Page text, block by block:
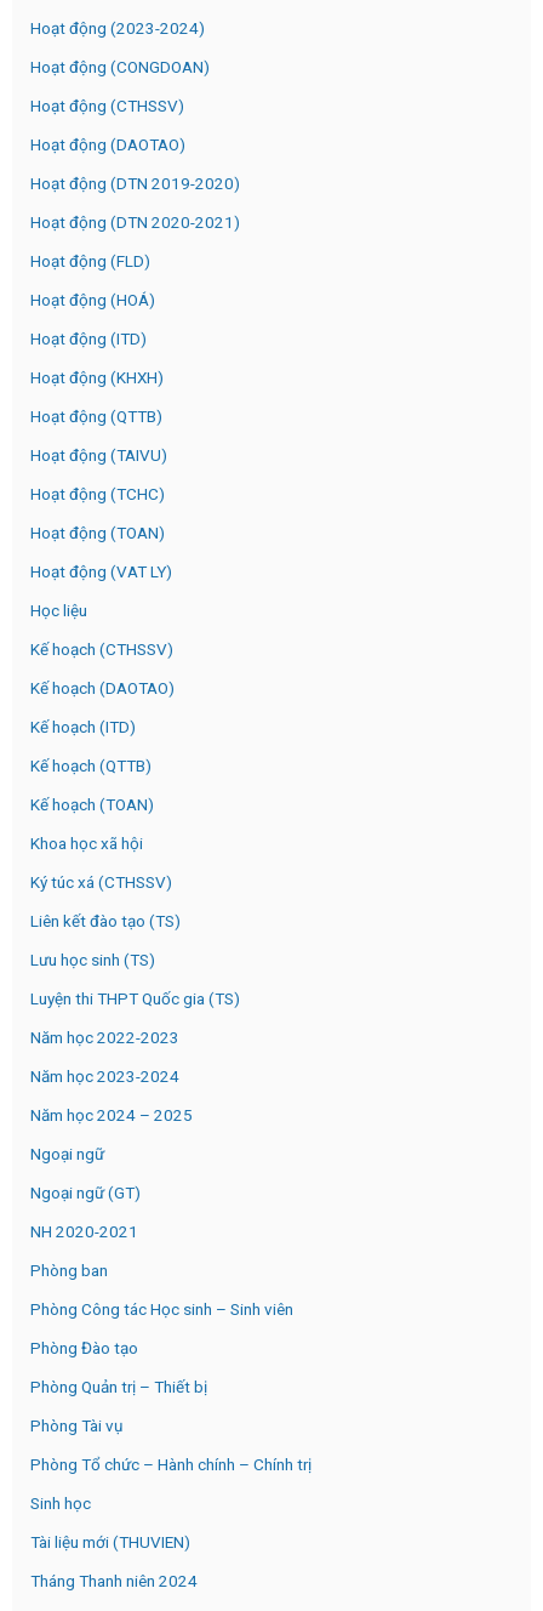
Hoạt động (2023-2024)
Hoạt động (CONGDOAN)
Hoạt động (CTHSSV)
Hoạt động (DAOTAO)
Hoạt động (DTN 2019-2020)
Hoạt động (DTN 2020-2021)
Hoạt động (FLD)
Hoạt động (HOÁ)
Hoạt động (ITD)
Hoạt động (KHXH)
Hoạt động (QTTB)
Hoạt động (TAIVU)
Hoạt động (TCHC)
Hoạt động (TOAN)
Hoạt động (VAT LY)
Học liệu
Kế hoạch (CTHSSV)
Kế hoạch (DAOTAO)
Kế hoạch (ITD)
Kế hoạch (QTTB)
Kế hoạch (TOAN)
Khoa học xã hội
Ký túc xá (CTHSSV)
Liên kết đào tạo (TS)
Lưu học sinh (TS)
Luyện thi THPT Quốc gia (TS)
Năm học 2022-2023
Năm học 2023-2024
Năm học 2024 – 2025
Ngoại ngữ
Ngoại ngữ (GT)
NH 2020-2021
Phòng ban
Phòng Công tác Học sinh – Sinh viên
Phòng Đào tạo
Phòng Quản trị – Thiết bị
Phòng Tài vụ
Phòng Tổ chức – Hành chính – Chính trị
Sinh học
Tài liệu mới (THUVIEN)
Tháng Thanh niên 2024